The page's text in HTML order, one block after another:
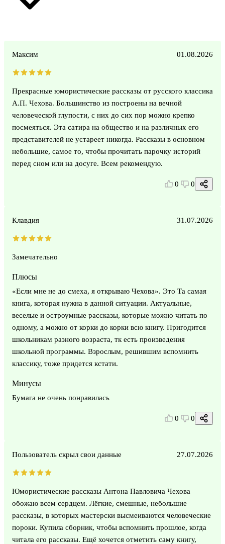
Максим 01.08.2026
Прекрасные юмористические рассказы от русского классика
А.П. Чехова. Большинство из построены на вечной
человеческой глупости, с них до сих пор можно крепко
посмеяться. Эта сатира на общество и на различных его
представителей не устареет никогда. Рассказы в основном
небольшие, самое то, чтобы прочитать парочку историй
перед сном или на досуге. Всем рекомендую.
0 0
Клавдия 31.07.2026
Замечательно
Плюсы
«Если мне не до смеха, я открываю Чехова». Это Та самая
книга, которая нужна в данной ситуации. Актуальные,
веселые и остроумные рассказы, которые можно читать по
одному, а можно от корки до корки всю книгу. Пригодится
школьникам разного возраста, тк есть произведения
школьной программы. Взрослым, решившим вспомнить
классику, тоже придется кстати.
Минусы
Бумага не очень понравилась
0 0
Пользователь скрыл свои данные 27.07.2026
Юмористические рассказы Антона Павловича Чехова
обожаю всем сердцем. Лёгкие, смешные, небольшие
рассказы, в которых мастерски высмеиваются человеческие
пороки. Купила сборник, чтобы вспомнить прошлое, когда
читала его рассказы. Ещё хочется отметить саму книгу,